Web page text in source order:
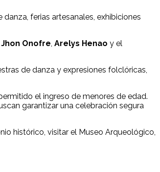
ferias artesanales, exhibiciones
Jhon Onofre, Arelys Henao y el
de danza y expresiones folclóricas,
el ingreso de menores de edad.
garantizar una celebración segura
histórico, visitar el Museo Arqueológico,